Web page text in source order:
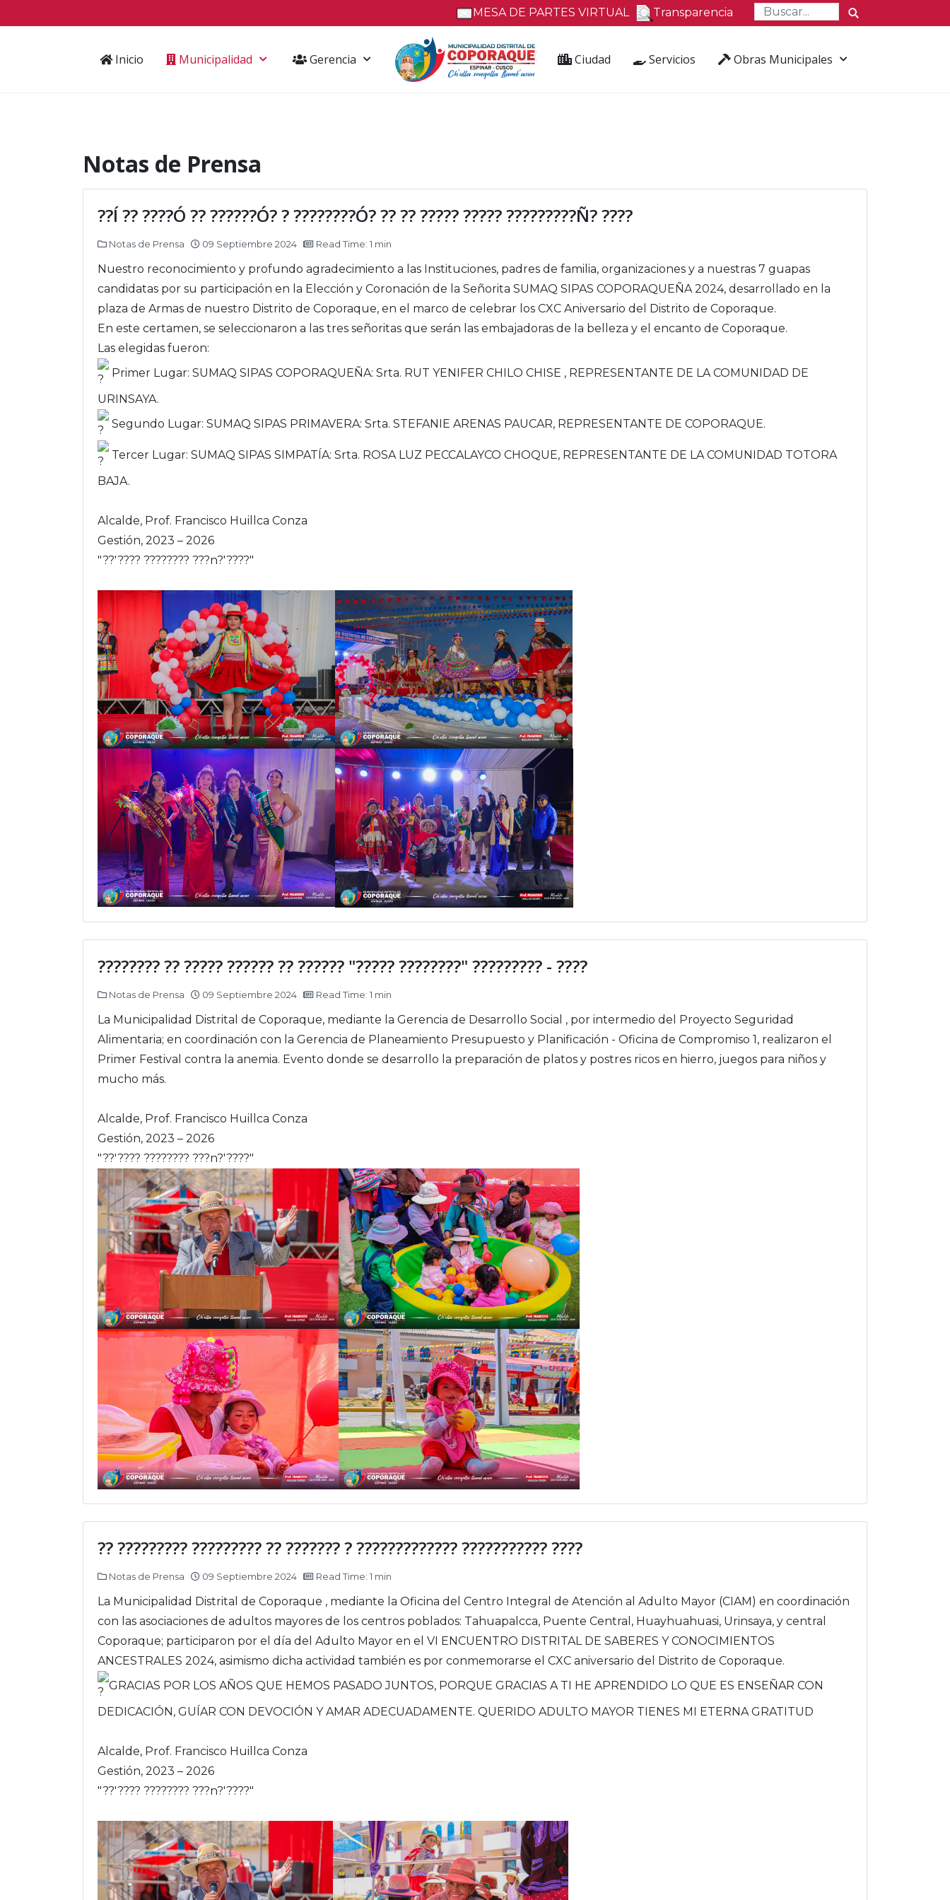
MESA DE PARTES VIRTUAL Transparencia
Inicio Municipalidad Gerencia Ciudad Servicios Obras Municipales
Notas de Prensa
??Í ?? ????Ó ?? ??????Ó? ? ????????Ó? ?? ?? ????? ????? ?????????Ñ? ????
Notas de Prensa 09 Septiembre 2024 Read Time: 1 min
Nuestro reconocimiento y profundo agradecimiento a las Instituciones, padres de familia, organizaciones y a nuestras 7 guapas
candidatas por su participación en la Elección y Coronación de la Señorita SUMAQ SIPAS COPORAQUEÑA 2024, desarrollado en la
plaza de Armas de nuestro Distrito de Coporaque, en el marco de celebrar los CXC Aniversario del Distrito de Coporaque.
En este certamen, se seleccionaron a las tres señoritas que serán las embajadoras de la belleza y el encanto de Coporaque.
Las elegidas fueron:
Primer Lugar: SUMAQ SIPAS COPORAQUEÑA: Srta. RUT YENIFER CHILO CHISE , REPRESENTANTE DE LA COMUNIDAD DE
URINSAYA.
Segundo Lugar: SUMAQ SIPAS PRIMAVERA: Srta. STEFANIE ARENAS PAUCAR, REPRESENTANTE DE COPORAQUE.
Tercer Lugar: SUMAQ SIPAS SIMPATÍA: Srta. ROSA LUZ PECCALAYCO CHOQUE, REPRESENTANTE DE LA COMUNIDAD TOTORA
BAJA.
Alcalde, Prof. Francisco Huillca Conza
Gestión, 2023 – 2026
"??'???? ???????? ???n?'????"
???????? ?? ????? ?????? ?? ?????? "????? ????????" ????????? - ????
Notas de Prensa 09 Septiembre 2024 Read Time: 1 min
La Municipalidad Distrital de Coporaque, mediante la Gerencia de Desarrollo Social , por intermedio del Proyecto Seguridad
Alimentaria; en coordinación con la Gerencia de Planeamiento Presupuesto y Planificación - Oficina de Compromiso 1, realizaron el
Primer Festival contra la anemia. Evento donde se desarrollo la preparación de platos y postres ricos en hierro, juegos para niños y
mucho más.
Alcalde, Prof. Francisco Huillca Conza
Gestión, 2023 – 2026
"??'???? ???????? ???n?'????"
?? ????????? ????????? ?? ??????? ? ????????????? ??????????? ????
Notas de Prensa 09 Septiembre 2024 Read Time: 1 min
La Municipalidad Distrital de Coporaque , mediante la Oficina del Centro Integral de Atención al Adulto Mayor (CIAM) en coordinación
con las asociaciones de adultos mayores de los centros poblados: Tahuapalcca, Puente Central, Huayhuahuasi, Urinsaya, y central
Coporaque; participaron por el día del Adulto Mayor en el VI ENCUENTRO DISTRITAL DE SABERES Y CONOCIMIENTOS
ANCESTRALES 2024, asimismo dicha actividad también es por conmemorarse el CXC aniversario del Distrito de Coporaque.
GRACIAS POR LOS AÑOS QUE HEMOS PASADO JUNTOS, PORQUE GRACIAS A TI HE APRENDIDO LO QUE ES ENSEÑAR CON
DEDICACIÓN, GUÍAR CON DEVOCIÓN Y AMAR ADECUADAMENTE. QUERIDO ADULTO MAYOR TIENES MI ETERNA GRATITUD
Alcalde, Prof. Francisco Huillca Conza
Gestión, 2023 – 2026
"??'???? ???????? ???n?'????"